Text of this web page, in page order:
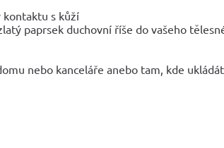
kontaktu s kůží
paprsek duchovní říše do vašeho
nebo kanceláře anebo tam, kde